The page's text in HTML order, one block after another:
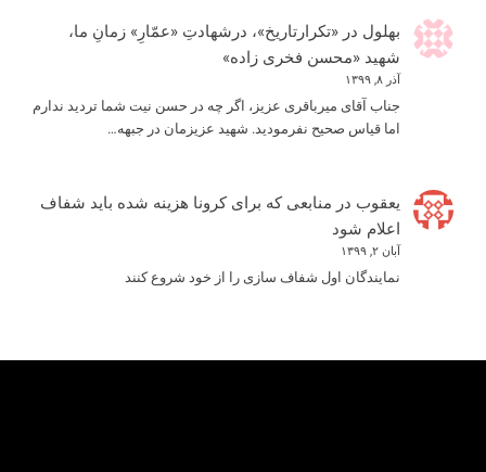
بهلول در «تکرارتاریخ»، درشهادتِ «عمّارِ» زمانِ ما،
شهید «محسن فخری زاده»
آذر ۸, ۱۳۹۹
جناب آقای میرباقری عزیز، اگر چه در حسن نیت شما تردید ندارم
اما قیاس صحیح نفرمودید. شهید عزیزمان در جبهه…
یعقوب در منابعی که برای کرونا هزینه شده باید شفاف
اعلام شود
آبان ۲, ۱۳۹۹
نمایندگان اول شفاف سازی را از خود شروع کنند